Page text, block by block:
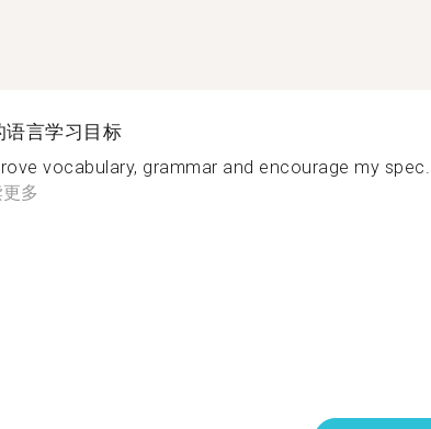
语言学习目标
vocabulary, grammar and encourage my spec...
多